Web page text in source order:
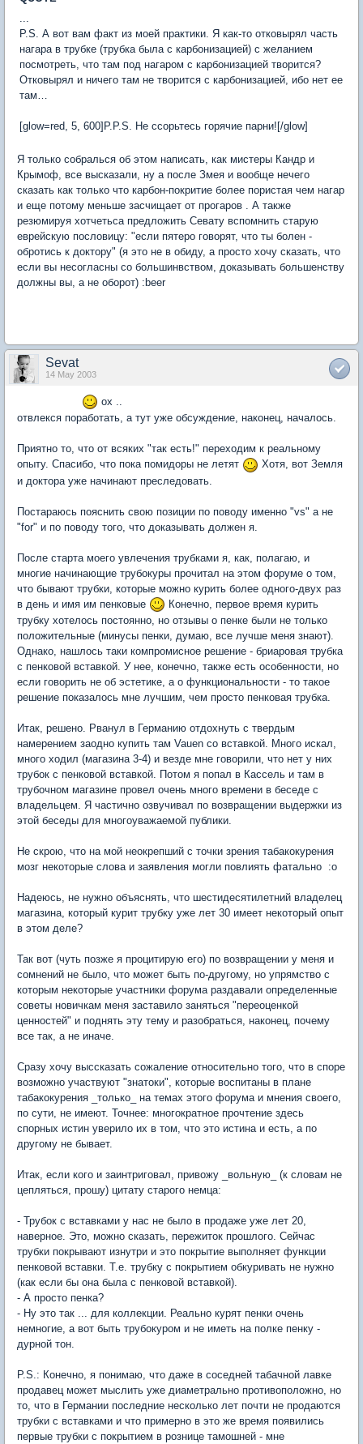
P.S. А вот вам факт из моей практики. Я как-то отковырял часть
нагара в трубке (трубка была с карбонизацией) с желанием
посмотреть, что там под нагаром с карбонизацией творится?
Отковырял и ничего там не творится с карбонизацией, ибо нет ее
там…
[glow=red, 5, 600]P.P.S. Не ссорьтесь горячие парни![/glow]
Я только собралься об этом написать, как мистеры Кандр и
Крымоф, все высказали, ну а после Змея и вообще нечего
сказать как только что карбон-покритие более пористая чем нагар
и еще потому меньше засчищает от прогаров . А также
резюмируя хотчетьса предложить Севату вспомнить старую
еврейскую пословицу: "если пятеро говорят, что ты болен -
обротись к доктору" (я это не в обиду, а просто хочу сказать, что
если вы несогласны со большинвством, доказывать большенству
должны вы, а не оборот) :beer
Sevat
14 May 2003
ох ..
отвлекся поработать, а тут уже обсуждение, наконец, началось.
Приятно то, что от всяких "так есть!" переходим к реальному
опыту. Спасибо, что пока помидоры не летят
Хотя, вот Земля
и доктора уже начинают преследовать.
Постараюсь пояснить свою позиции по поводу именно "vs" а не
"for" и по поводу того, что доказывать должен я.
После старта моего увлечения трубками я, как, полагаю, и
многие начинающие трубокуры прочитал на этом форуме о том,
что бывают трубки, которые можно курить более одного-двух раз
в день и имя им пенковые
Конечно, первое время курить
трубку хотелось постоянно, но отзывы о пенке были не только
положительные (минусы пенки, думаю, все лучше меня знают).
Однако, нашлось таки компромисное решение - бриаровая трубка
с пенковой вставкой. У нее, конечно, также есть особенности, но
если говорить не об эстетике, а о функциональности - то такое
решение показалось мне лучшим, чем просто пенковая трубка.
Итак, решено. Рванул в Германию отдохнуть с твердым
намерением заодно купить там Vauen со вставкой. Много искал,
много ходил (магазина 3-4) и везде мне говорили, что нет у них
трубок с пенковой вставкой. Потом я попал в Кассель и там в
трубочном магазине провел очень много времени в беседе с
владельцем. Я частично озвучивал по возвращении выдержки из
этой беседы для многоуважаемой публики.
Не скрою, что на мой неокрепший с точки зрения табакокурения
мозг некоторые слова и заявления могли повлиять фатально :o
Надеюсь, не нужно объяснять, что шестидесятилетний владелец
магазина, который курит трубку уже лет 30 имеет некоторый опыт
в этом деле?
Так вот (чуть позже я процитирую его) по возвращении у меня и
сомнений не было, что может быть по-другому, но упрямство с
которым некоторые участники форума раздавали определенные
советы новичкам меня заставило заняться "переоценкой
ценностей" и поднять эту тему и разобраться, наконец, почему
все так, а не иначе.
Сразу хочу выссказать сожаление относительно того, что в споре
возможно участвуют "знатоки", которые воспитаны в плане
табакокурения _только_ на темах этого форума и мнения своего,
по сути, не имеют. Точнее: многократное прочтение здесь
спорных истин уверило их в том, что это истина и есть, а по
другому не бывает.
Итак, если кого и заинтриговал, привожу _вольную_ (к словам не
цепляться, прошу) цитату старого немца:
- Трубок с вставками у нас не было в продаже уже лет 20,
наверное. Это, можно сказать, пережиток прошлого. Сейчас
трубки покрывают изнутри и это покрытие выполняет функции
пенковой вставки. Т.е. трубку с покрытием обкуривать не нужно
(как если бы она была с пенковой вставкой).
- А просто пенка?
- Ну это так ... для коллекции. Реально курят пенки очень
немногие, а вот быть трубокуром и не иметь на полке пенку -
дурной тон.
P.S.: Конечно, я понимаю, что даже в соседней табачной лавке
продавец может мыслить уже диаметрально противоположно, но
то, что в Германии последние несколько лет почти не продаются
трубки с вставками и что примерно в это же время появились
первые трубки с покрытием в рознице тамошней - мне